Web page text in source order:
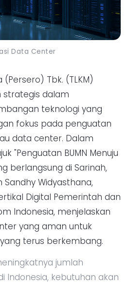
Data Center
Tbk. (TLKM)
strategis dalam
teknologi yang
fokus pada penguatan
data center. Dalam
"Penguatan BUMN Menuju
berlangsung di Sarinah,
Sandhy Widyasthana,
Digital Pemerintah dan
Indonesia, menjelaskan
yang aman untuk
terus berkembang.
jumlah
Indonesia, kebutuhan akan